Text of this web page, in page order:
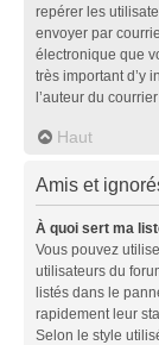
repérer les
envoyer par
électronique que
très important d’y
l’auteur du
Haut
Amis et
À quoi sert ma
Vous pouvez
utilisateurs du
listés dans le
rapidement leur
Selon le style